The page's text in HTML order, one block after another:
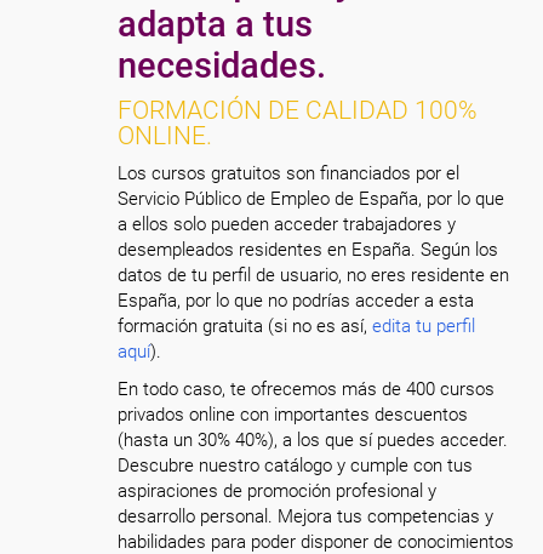
adapta a tus
necesidades.
FORMACIÓN DE CALIDAD 100%
ONLINE.
Los cursos gratuitos son financiados por el
Servicio Público de Empleo de España, por lo que
a ellos solo pueden acceder trabajadores y
desempleados residentes en España. Según los
datos de tu perfil de usuario, no eres residente en
España, por lo que no podrías acceder a esta
formación gratuita (si no es así,edita tu perfil
aquí).
En todo caso, te ofrecemos más de 400 cursos
privados online con importantes descuentos
(hasta un 30% 40%), a los que sí puedes acceder.
Descubre nuestro catálogo y cumple con tus
aspiraciones de promoción profesional y
desarrollo personal. Mejora tus competencias y
habilidades para poder disponer de conocimientos